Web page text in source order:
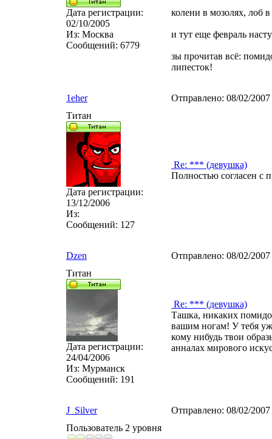
Дата регистрации:
02/10/2005
Из: Москва
Сообщений: 6779
колени в мозолях, лоб
и тут еще февраль
зы прочитав всё:
липесток!
1eher Отправлено: 08/02/
Титан
Дата регистрации:
13/12/2006
Из:
Сообщений: 127
Re: *** (девушка)
Полностью согласен с
Dzen Отправлено: 08/02/
Титан
Дата регистрации:
24/04/2006
Из: Мурманск
Сообщений: 191
Re: *** (девушка)
Ташка, никаких
вашим ногам! У тебя
кому нибудь твои
анналах мирового
J_Silver Отправлено: 08/02/
Пользователь 2 уровня